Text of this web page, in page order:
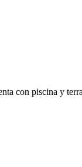
con piscina y